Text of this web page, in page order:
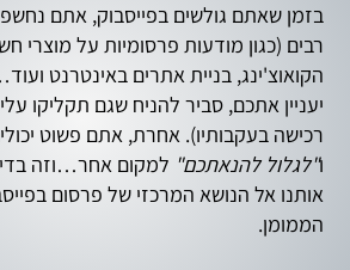
בזמן שאתם גולשים בפייסבוק, אתם
רבים (כגון מודעות פרסומיות על מוצרי
הקואוצ'ינג, בניית אתרים באינטרנט
יעניין אתכם, סביר להניח שגם תקליקו
רכישה בעקבותיו). אחרת, אתם פשוט
ו"לגלול להנאתכם" למקום אחר…וזה
אותנו אל הנושא המרכזי של פרסום
הממומן.